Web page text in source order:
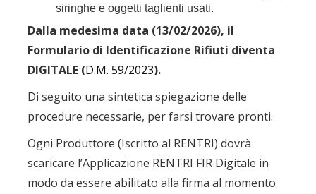
siringhe e oggetti taglienti usati.
Dalla medesima data (13/02/2026), il
Formulario di Identificazione Rifiuti diventa
DIGITALE (D.M. 59/2023).
Di seguito una sintetica spiegazione delle
procedure necessarie, per farsi trovare pronti.
Ogni Produttore (Iscritto al RENTRI) dovrà
scaricare l’Applicazione RENTRI FIR Digitale in
modo da essere abilitato alla firma al momento